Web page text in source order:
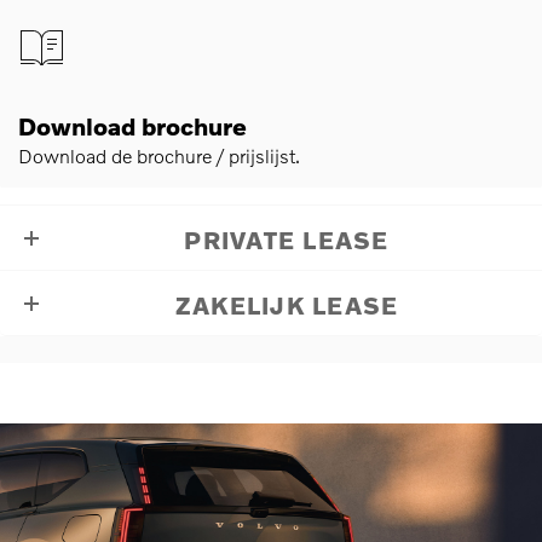
Download brochure
Download de brochure / prijslijst.
PRIVATE LEASE
ZAKELIJK LEASE